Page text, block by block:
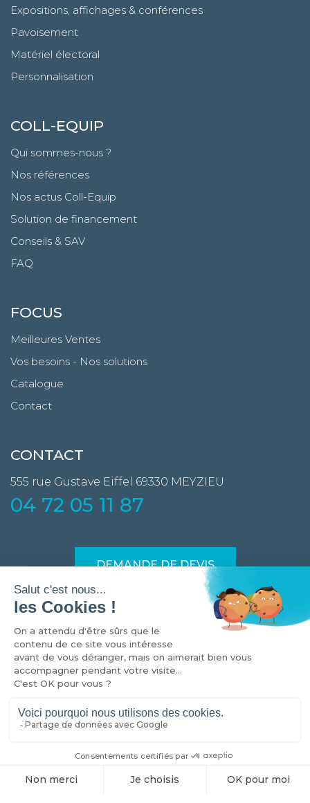
Expositions, affichages & conférences
Pavoisement
Matériel électoral
Personnalisation
COLL-EQUIP
Qui sommes-nous ?
Nos références
Nos actus Coll-Equip
Solution de financement
Conseils & SAV
FAQ
FOCUS
Meilleures Ventes
Vos besoins - Nos solutions
Catalogue
Contact
CONTACT
555 rue Gustave Eiffel 69330 MEYZIEU
04 72 05 11 87
DEMANDE DE DEVIS
Devis en 24h
Des solutions de financement
d'achat*
COLL-EQUIP © 2026 | Tous droits réservés -